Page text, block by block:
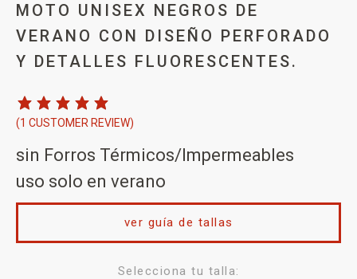
MOTO UNISEX NEGROS DE
VERANO CON DISEÑO PERFORADO
Y DETALLES FLUORESCENTES.
(1 CUSTOMER REVIEW)
sin Forros Térmicos/Impermeables
uso solo en verano
Selecciona tu talla:
ver guía de tallas